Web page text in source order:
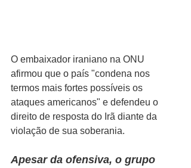
O embaixador iraniano na ONU
afirmou que o país "condena nos
termos mais fortes possíveis os
ataques americanos" e defendeu o
direito de resposta do Irã diante da
violação de sua soberania.
Apesar da ofensiva, o grupo